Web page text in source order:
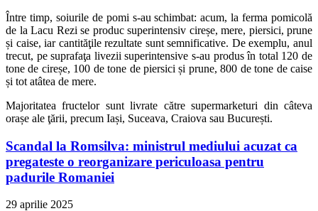
Între timp, soiurile de pomi s-au schimbat: acum, la ferma pomicolă
de la Lacu Rezi se produc superintensiv cireșe, mere, piersici, prune
și caise, iar cantităţile rezultate sunt semnificative. De exemplu, anul
trecut, pe suprafaţa livezii superintensive s-au produs în total 120 de
tone de cireșe, 100 de tone de piersici și prune, 800 de tone de caise
și tot atâtea de mere.
Majoritatea fructelor sunt livrate către supermarketuri din câteva
orașe ale ţării, precum Iași, Suceava, Craiova sau București.
Scandal la Romsilva: ministrul mediului acuzat ca
pregateste o reorganizare periculoasa pentru
padurile Romaniei
29 aprilie 2025